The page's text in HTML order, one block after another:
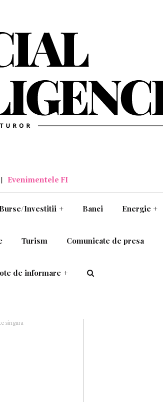
| Evenimentele FI
Burse/Investitii + Banci Energie +
Turism Comunicate de presa
de informare +
singura